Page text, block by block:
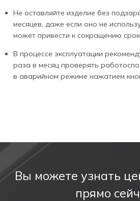
светильник с
Описание:
Аварийный светильник состоит из
блока питания с аккумулятором и
компактного светильника в корпусе
Не оставляйте изделие без
месяцев, даже если оно не
может привести к сокращению
В процессе эксплуатации
раза в месяц проверять
в аварийном режиме нажатием
Вы можете узнать
прямо